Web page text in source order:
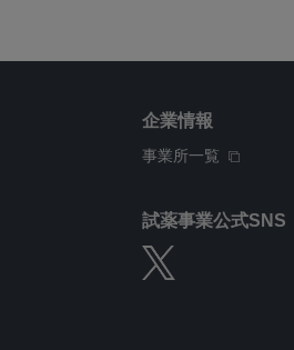
企業情報
事業所一覧
試薬事業公式SNS